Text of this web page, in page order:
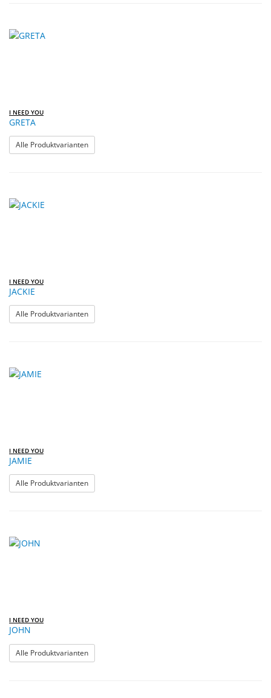
I NEED YOU
GRETA
Alle Produktvarianten: GRETA
I NEED YOU
JACKIE
Alle Produktvarianten: JACKIE
I NEED YOU
JAMIE
Alle Produktvarianten: JAMIE
I NEED YOU
JOHN
Alle Produktvarianten: JOHN